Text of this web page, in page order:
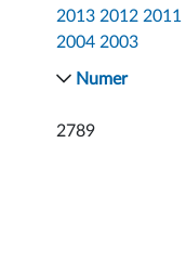
2013 2012 2011
2004 2003
Numer
2789